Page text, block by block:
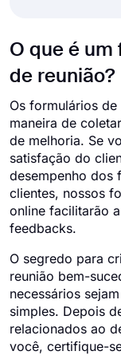
O que é um
de reunião?
Os formulários
maneira de
de melhoria. Se
satisfação do
desempenho dos
clientes, nossos
online facilitarão
feedbacks.
O segredo para
reunião bem-
necessários
simples. Depois
relacionados ao
você, certifique-